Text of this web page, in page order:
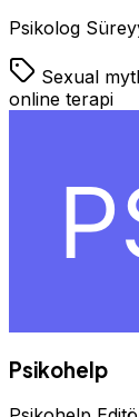
Psikolog
Sexual
online terapi
Psikohelp